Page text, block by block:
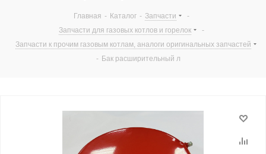
Главная - Каталог - Запчасти
-
Запчасти для газовых котлов и горелок
-
Запчасти к прочим газовым котлам, аналоги оригинальных запчастей
- Бак расширительный л